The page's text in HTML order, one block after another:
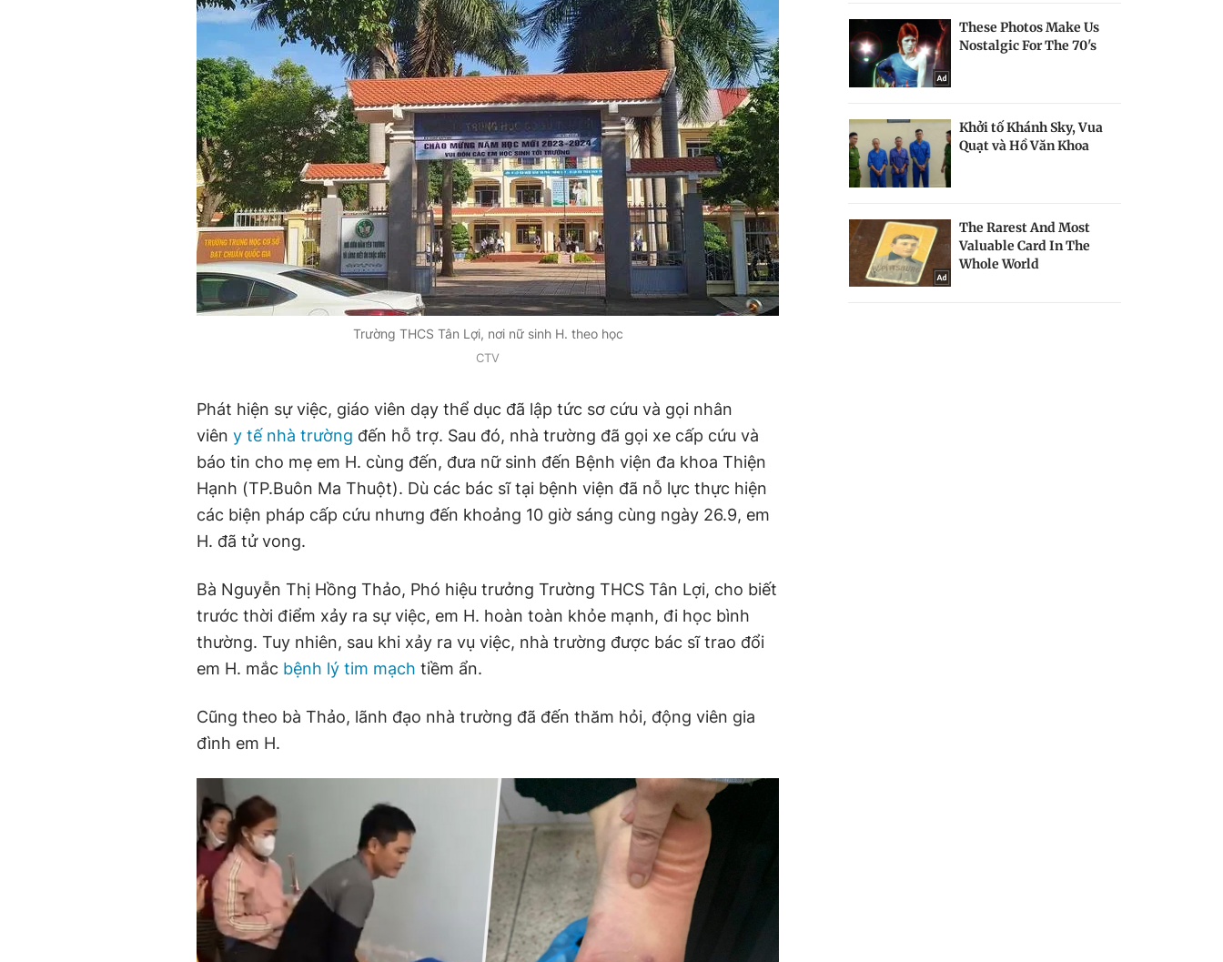
Trường THCS Tân Lợi, nơi nữ sinh H. theo học
CTV
Phát hiện sự việc, giáo viên dạy thể dục đã lập tức sơ cứu và gọi nhân
viên y tế nhà trường đến hỗ trợ. Sau đó, nhà trường đã gọi xe cấp cứu và
báo tin cho mẹ em H. cùng đến, đưa nữ sinh đến Bệnh viện đa khoa Thiện
Hạnh (TP.Buôn Ma Thuột). Dù các bác sĩ tại bệnh viện đã nỗ lực thực hiện
các biện pháp cấp cứu nhưng đến khoảng 10 giờ sáng cùng ngày 26.9, em
H. đã tử vong.
Bà Nguyễn Thị Hồng Thảo, Phó hiệu trưởng Trường THCS Tân Lợi, cho biết
trước thời điểm xảy ra sự việc, em H. hoàn toàn khỏe mạnh, đi học bình
thường. Tuy nhiên, sau khi xảy ra vụ việc, nhà trường được bác sĩ trao đổi
em H. mắc bệnh lý tim mạch tiềm ẩn.
Cũng theo bà Thảo, lãnh đạo nhà trường đã đến thăm hỏi, động viên gia
đình em H.